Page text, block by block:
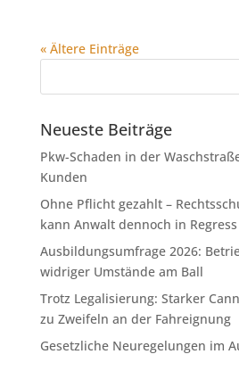
« Ältere Einträge
Neueste Beiträge
Pkw-Schaden in der
Kunden
Ohne Pflicht gezahlt –
kann Anwalt dennoch in
Ausbildungsumfrage 2026:
widriger Umstände am Ball
Trotz Legalisierung: Starker
zu Zweifeln an der Fahreignung
Gesetzliche Neuregelungen im